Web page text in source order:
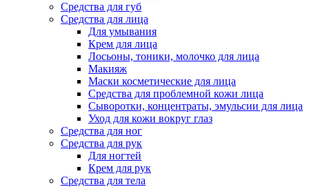
Средства для губ
Средства для лица
Для умывания
Крем для лица
Лосьоны, тоники, молочко для лица
Макияж
Маски косметические для лица
Средства для проблемной кожи лица
Сыворотки, концентраты, эмульсии для лица
Уход для кожи вокруг глаз
Средства для ног
Средства для рук
Для ногтей
Крем для рук
Средства для тела